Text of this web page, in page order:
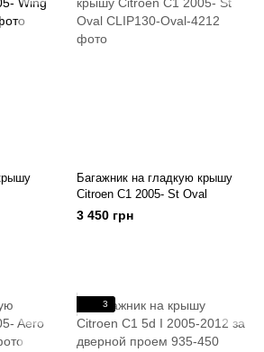
Багажник на гладкую крышу
Citroen C1 2005- St Oval
3 450 грн
3